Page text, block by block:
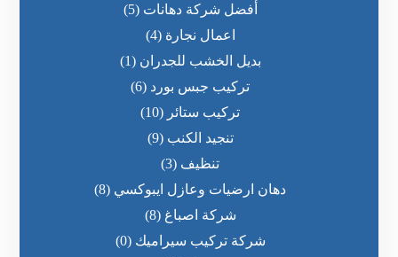
أفضل شركة دهانات (5)
اعمال نجارة (4)
بديل الخشب للجدران (1)
تركيب جبس بورد (6)
تركيب ستائر (10)
تنجيد الكنب (9)
تنظيف (3)
دهان ارضيات وعازل ايبوكسي (8)
شركة اصباغ (8)
شركة تركيب سيراميك (0)